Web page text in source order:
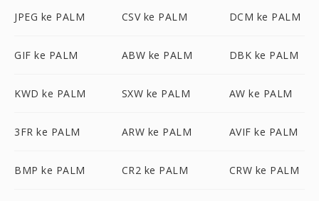
JPEG ke PALM CSV ke PALM DCM ke PALM
GIF ke PALM ABW ke PALM DBK ke PALM
KWD ke PALM SXW ke PALM AW ke PALM
3FR ke PALM ARW ke PALM AVIF ke PALM
BMP ke PALM CR2 ke PALM CRW ke PALM